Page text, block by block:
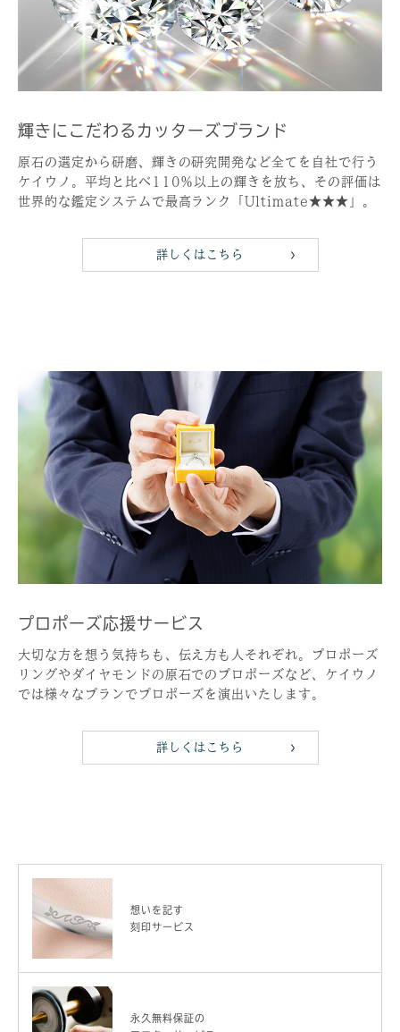
輝きにこだわるカッターズブランド
原石の選定から研磨、輝きの研究開発など全てを自社で行う
ケイウノ。平均と比べ110％以上の輝きを放ち、その評価は
世界的な鑑定システムで最高ランク「Ultimate★★★」。
詳しくはこちら
プロポーズ応援サービス
大切な方を想う気持ちも、伝え方も人それぞれ。プロポーズ
リングやダイヤモンドの原石でのプロポーズなど、ケイウノ
では様々なプランでプロポーズを演出いたします。
詳しくはこちら
想いを記す
刻印サービス
永久無料保証の